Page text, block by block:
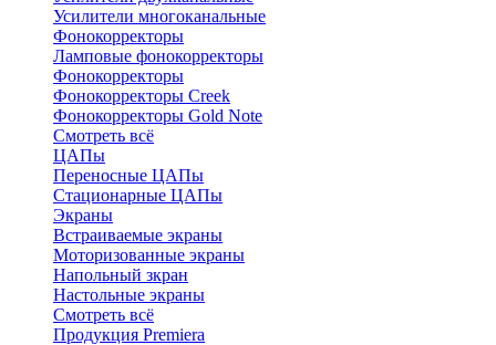
Усилители многоканальные
Фонокорректоры
Ламповые фонокорректоры
Фонокорректоры
Фонокорректоры Creek
Фонокорректоры Gold Note
Смотреть всё
ЦАПы
Переносные ЦАПы
Стационарные ЦАПы
Экраны
Встраиваемые экраны
Моторизованные экраны
Напольный зкран
Настольные экраны
Смотреть всё
Продукция Premiera